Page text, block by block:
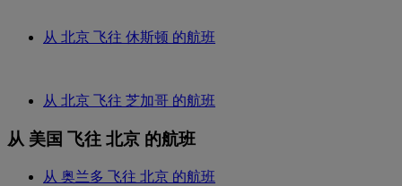
从 北京 飞往 休斯顿 的航班
从 北京 飞往 芝加哥 的航班
从 美国 飞往 北京 的航班
从 奥兰多 飞往 北京 的航班